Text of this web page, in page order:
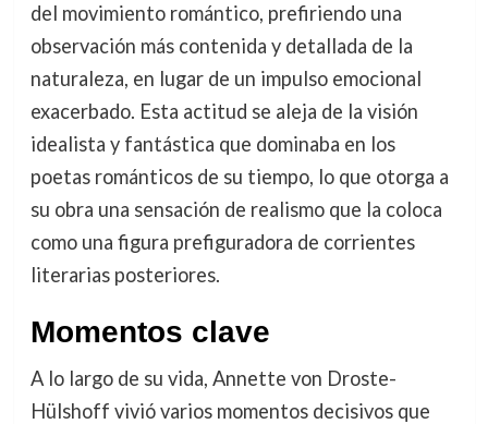
del movimiento romántico, prefiriendo una
observación más contenida y detallada de la
naturaleza, en lugar de un impulso emocional
exacerbado. Esta actitud se aleja de la visión
idealista y fantástica que dominaba en los
poetas románticos de su tiempo, lo que otorga a
su obra una sensación de realismo que la coloca
como una figura prefiguradora de corrientes
literarias posteriores.
Momentos clave
A lo largo de su vida, Annette von Droste-
Hülshoff vivió varios momentos decisivos que